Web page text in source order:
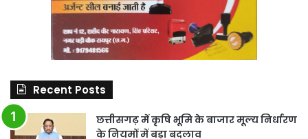
Recent Posts
छत्तीसगढ़ में कृषि भूमि के बाजार मूल्य निर्धारण
के नियमों में बड़ा बदलाव